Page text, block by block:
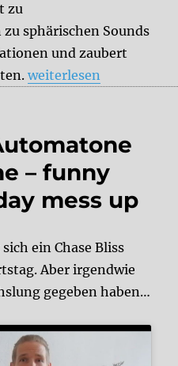
zu
sphärischen Sounds
und zaubert
„Soma Cosmos Demo
weiterlesen
– funny
mess up
ein Chase Bliss
Aber irgendwie
gegeben haben…